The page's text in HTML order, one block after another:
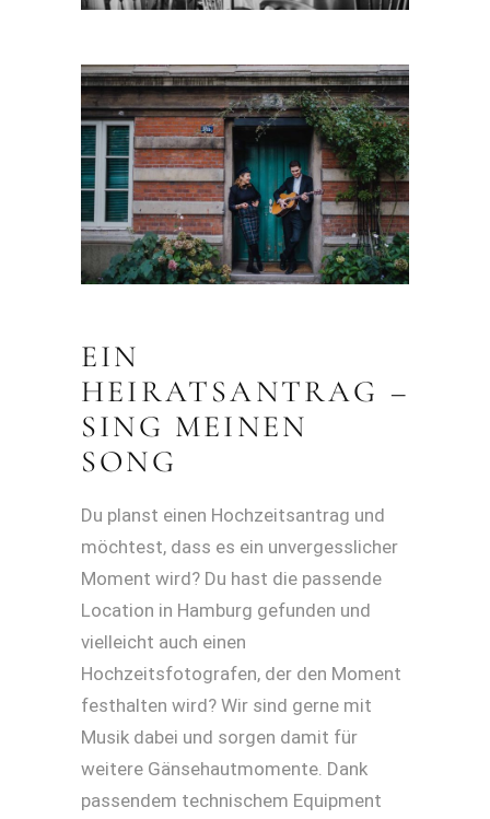
EIN
HEIRATSANTRAG –
SING MEINEN
SONG
Du planst einen Hochzeitsantrag und
möchtest, dass es ein unvergesslicher
Moment wird? Du hast die passende
Location in Hamburg gefunden und
vielleicht auch einen
Hochzeitsfotografen, der den Moment
festhalten wird? Wir sind gerne mit
Musik dabei und sorgen damit für
weitere Gänsehautmomente. Dank
passendem technischem Equipment